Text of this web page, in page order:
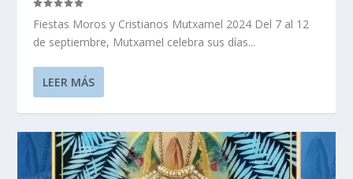
Fiestas Moros y Cristianos Mutxamel 2024 Del 7 al 12
de septiembre, Mutxamel celebra sus días...
LEER MÁS